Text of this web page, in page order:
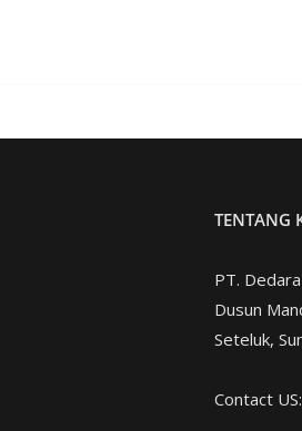
TENTANG
PT.
Dusun
Seteluk,
Contact US: